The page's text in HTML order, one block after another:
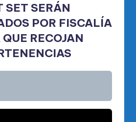
SET SERÁN
POR FISCALÍA
QUE RECOJAN